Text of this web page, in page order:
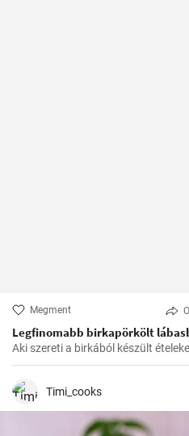
Megment
Legfinomabb birkapörkölt
Aki szereti a birkából készült
Timi_cooks